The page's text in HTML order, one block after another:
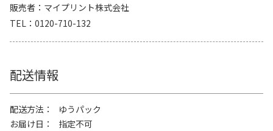
販売者
マイプリント株式会社
TEL
0120-710-132
配送情報
配送方法
ゆうパック
お届け日
指定不可